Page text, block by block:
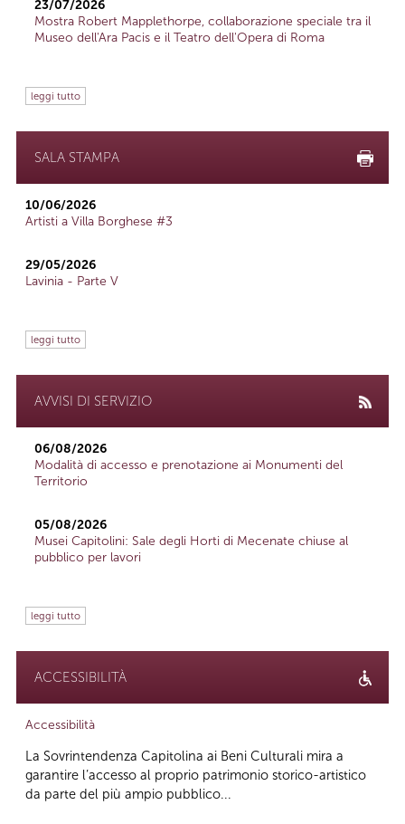
23/07/2026
Mostra Robert Mapplethorpe, collaborazione speciale tra il
Museo dell'Ara Pacis e il Teatro dell'Opera di Roma
leggi tutto
SALA STAMPA
10/06/2026
Artisti a Villa Borghese #3
29/05/2026
Lavinia - Parte V
leggi tutto
AVVISI DI SERVIZIO
06/08/2026
Modalità di accesso e prenotazione ai Monumenti del
Territorio
05/08/2026
Musei Capitolini: Sale degli Horti di Mecenate chiuse al
pubblico per lavori
leggi tutto
ACCESSIBILITÀ
Accessibilità
La Sovrintendenza Capitolina ai Beni Culturali mira a
garantire l’accesso al proprio patrimonio storico-artistico
da parte del più ampio pubblico...